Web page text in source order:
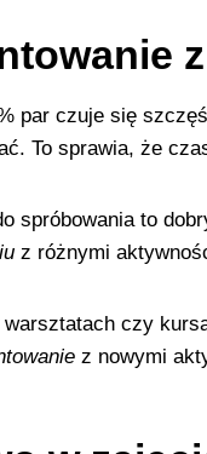
par czuje się
To sprawia, że
spróbowania to
z różnymi
czy
z nowymi